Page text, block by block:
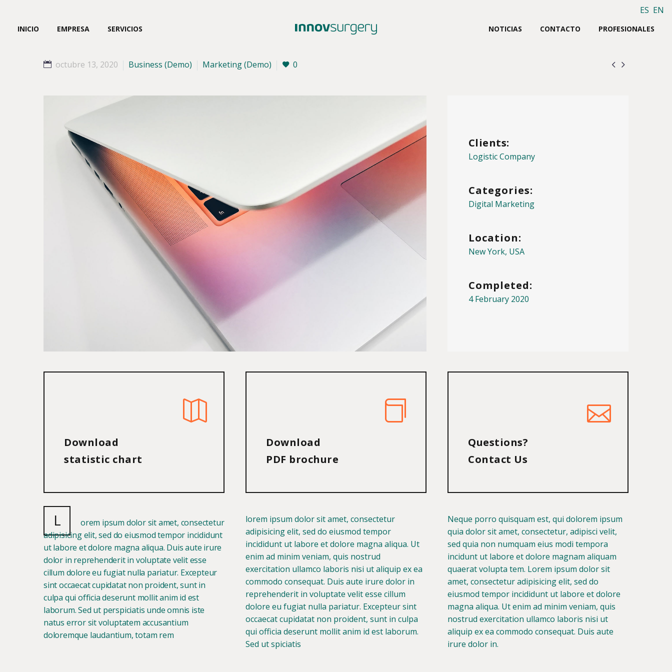
ES EN
INICIO EMPRESA SERVICIOS NOTICIAS CONTACTO PROFESIONALES
 
octubre 13, 2020 Business (Demo) Marketing (Demo) 0
Clients:
Logistic Company
Categories:
Digital Marketing
Location:
New York, USA
Completed:
4 February 2020
Download
statistic chart
Download
PDF brochure
Questions?
Contact Us
L
orem ipsum dolor sit amet, consectetur
adipisicing elit, sed do eiusmod tempor incididunt
ut labore et dolore magna aliqua. Duis aute irure
dolor in reprehenderit in voluptate velit esse
cillum dolore eu fugiat nulla pariatur. Excepteur
sint occaecat cupidatat non proident, sunt in
culpa qui officia deserunt mollit anim id est
laborum. Sed ut perspiciatis unde omnis iste
natus error sit voluptatem accusantium
doloremque laudantium, totam rem
lorem ipsum dolor sit amet, consectetur
adipisicing elit, sed do eiusmod tempor
incididunt ut labore et dolore magna aliqua. Ut
enim ad minim veniam, quis nostrud
exercitation ullamco laboris nisi ut aliquip ex ea
commodo consequat. Duis aute irure dolor in
reprehenderit in voluptate velit esse cillum
dolore eu fugiat nulla pariatur. Excepteur sint
occaecat cupidatat non proident, sunt in culpa
qui officia deserunt mollit anim id est laborum.
Sed ut spiciatis
Neque porro quisquam est, qui dolorem ipsum
quia dolor sit amet, consectetur, adipisci velit,
sed quia non numquam eius modi tempora
incidunt ut labore et dolore magnam aliquam
quaerat volupta tem. Lorem ipsum dolor sit
amet, consectetur adipisicing elit, sed do
eiusmod tempor incididunt ut labore et dolore
magna aliqua. Ut enim ad minim veniam, quis
nostrud exercitation ullamco laboris nisi ut
aliquip ex ea commodo consequat. Duis aute
irure dolor in.